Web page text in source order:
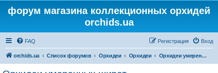
форум магазина коллекционных орхидей
orchids.ua
FAQ Вход
Регистрация
orchids.ua Список форумов Орхидеи Орхидеи Орхидеи умеренных широт